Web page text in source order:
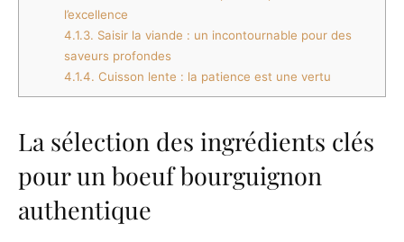
l’excellence
4.1.3. Saisir la viande : un incontournable pour des
saveurs profondes
4.1.4. Cuisson lente : la patience est une vertu
La sélection des ingrédients clés
pour un boeuf bourguignon
authentique